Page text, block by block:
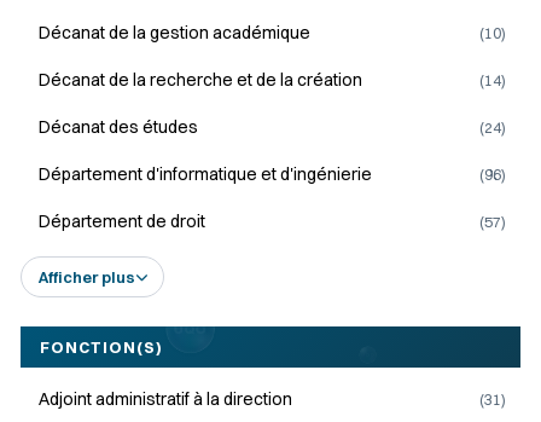
Décanat de la gestion académique (10)
Décanat de la recherche et de la création (14)
Décanat des études (24)
Département d'informatique et d'ingénierie (96)
Département de droit (57)
Afficher plus
FONCTION(S)
UQO
Adjoint administratif à la direction (31)